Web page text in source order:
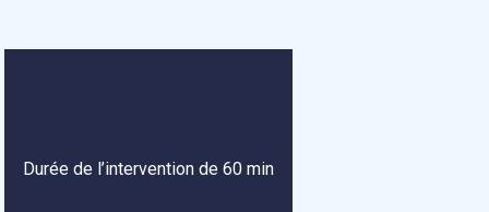
Durée de l’intervention de 60 min